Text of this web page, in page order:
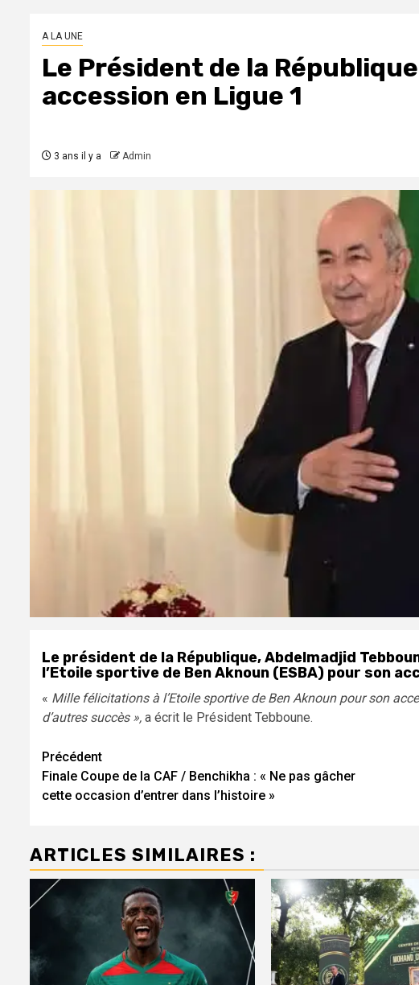
A LA UNE
Le Président de la
accession en Ligue 1
3 ans il y a Admin
Le président de la République, Abdelmadjid
l’Etoile sportive de Ben Aknoun (ESBA) pour son
« Mille félicitations à l’Etoile sportive de Ben Aknoun pour son
d’autres succès », a écrit le Président Tebboune.
Navigation
d’article
Précédent
Finale Coupe de la CAF / Benchikha : « Ne pas gâcher
cette occasion d’entrer dans l’histoire »
ARTICLES SIMILAIRES :